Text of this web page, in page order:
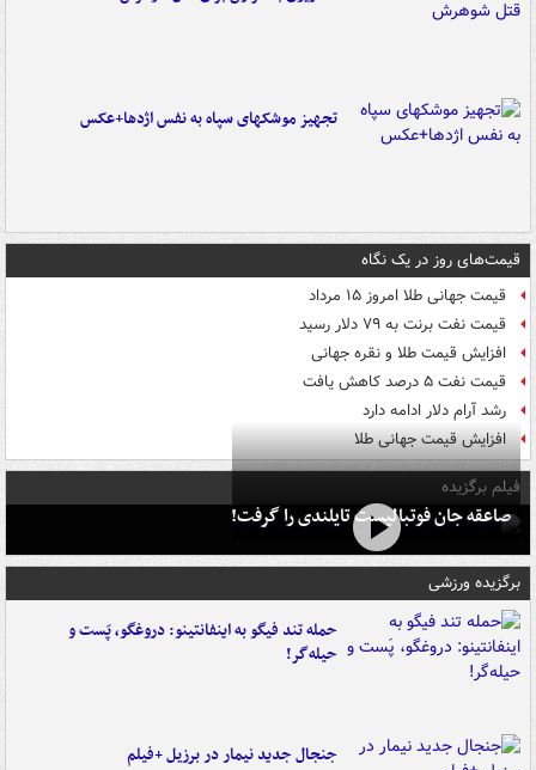
تجهیز موشکهای سپاه به نفس اژدها+عکس
قیمت‌های روز در یک نگاه
قیمت جهانی طلا امروز ۱۵ مرداد
قیمت نفت برنت به ۷۹ دلار رسید
افزایش قیمت طلا و نقره جهانی
قیمت نفت ۵ درصد کاهش یافت
رشد آرام دلار ادامه دارد
افزایش قیمت جهانی طلا
فیلم برگزیده
صاعقه جان فوتبالیست تایلندی را گرفت!
برگزیده ورزشی
حمله تند فیگو به اینفانتینو: دروغگو، پَست‌ و
حیله‌گر!
جنجال جدید نیمار در برزیل +فیلم